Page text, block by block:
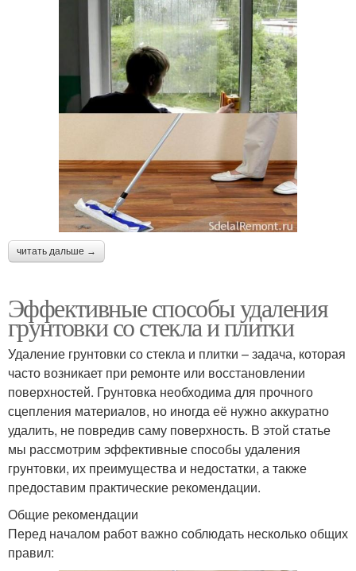
читать дальше →
Эффективные способы удаления
грунтовки со стекла и плитки
Удаление грунтовки со стекла и плитки – задача, которая
часто возникает при ремонте или восстановлении
поверхностей. Грунтовка необходима для прочного
сцепления материалов, но иногда её нужно аккуратно
удалить, не повредив саму поверхность. В этой статье
мы рассмотрим эффективные способы удаления
грунтовки, их преимущества и недостатки, а также
предоставим практические рекомендации.
Общие рекомендации
Перед началом работ важно соблюдать несколько общих
правил: